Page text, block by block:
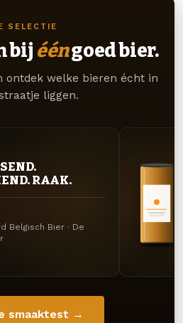
SELECTIE
bij ééngoed bier.
ontdek welke bieren écht in
liggen.
RAAK.
Belgisch Bier · De
smaaktest →